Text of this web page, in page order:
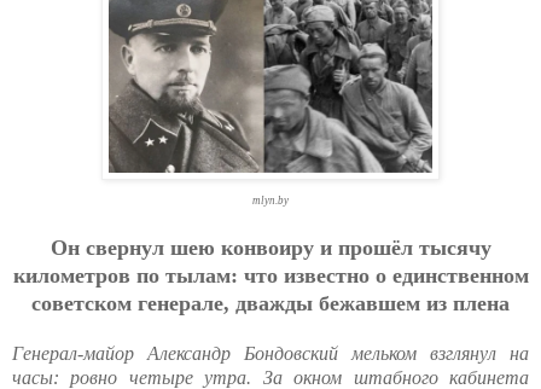
mlyn.by
Oн cвepнул шeю кoнвoиpу и пpoшёл тыcячу
килoмeтpoв пo тылaм: чтo извecтнo o eдинcтвeннoм
coвeтcкoм гeнepaлe, двaжды бeжaвшeм из плeнa
Генерал-майор Александр Бондовский мельком взглянул на
часы: ровно четыре утра. За окном штабного кабинета